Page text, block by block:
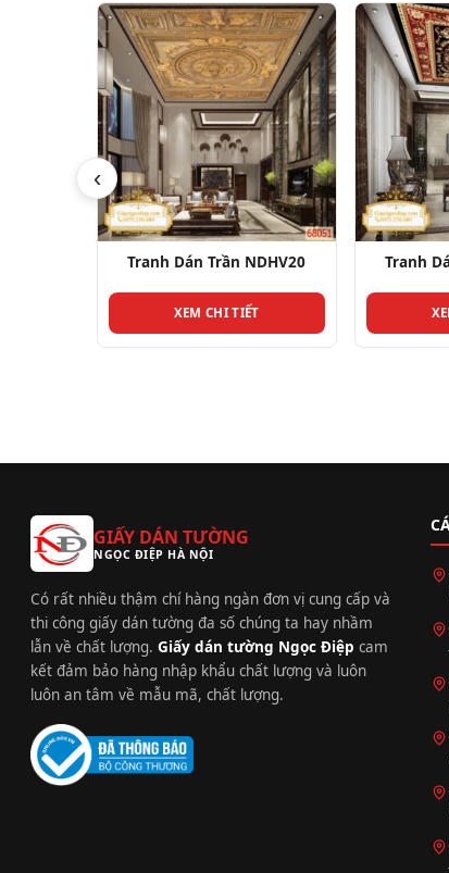
‹
Tranh Dán Trần NDHV26
XEM CHI TIẾT
Tranh
GIẤY DÁN TƯỜNG
NGỌC ĐIỆP HÀ NỘI
Có rất nhiều thậm chí hàng ngàn đơn vị cung cấp và
thi công giấy dán tường đa số chúng ta hay nhầm
lẫn về chất lượng. Giấy dán tường Ngọc Điệp cam
kết đảm bảo hàng nhập khẩu chất lượng và luôn
luôn an tâm về mẫu mã, chất lượng.